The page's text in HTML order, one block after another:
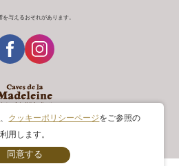
与えるおそれがあります。
クッキーポリシーページをご参照の
用します。